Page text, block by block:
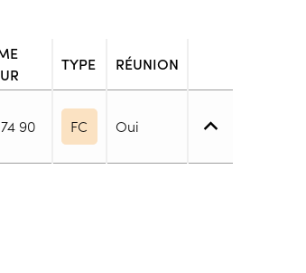
TYPE RÉUNION
90
FC Oui
Brevet Technicien ou Brevet